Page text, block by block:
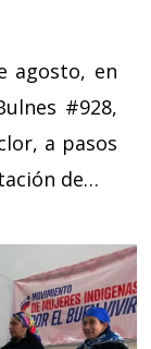
agosto, en
#928,
a pasos
de…